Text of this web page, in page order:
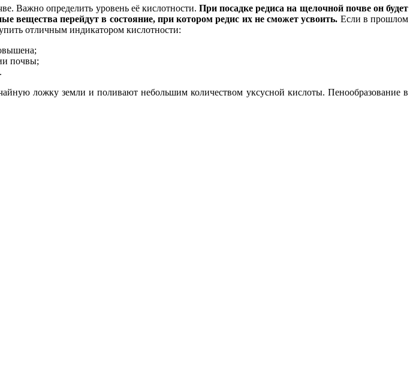
Важно определить уровень её кислотности.При посадке редиса на щелочной почве он будет
вещества перейдут в состояние, при котором редис их не сможет усвоить. Если в прошлом
отличным индикатором кислотности:
почвы;
ложку земли и поливают небольшим количеством уксусной кислоты. Пенообразование в